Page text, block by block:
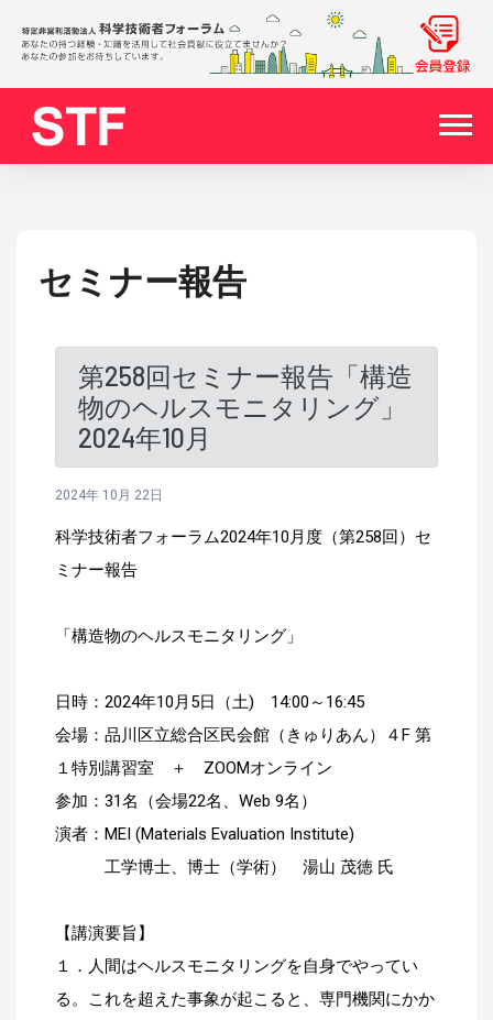
セミナー報告
第258回セミナー報告「構造
物のヘルスモニタリング」
2024年10月
2024年 10月 22日
科学技術者フォーラム2024年10月度（第258回）セ
ミナー報告
「構造物のヘルスモニタリング」
日時：2024年10月5日（土) 14:00～16:45
会場：品川区立総合区民会館（きゅりあん）４F 第
１特別講習室 ＋ ZOOMオンライン
参加：31名（会場22名、Web 9名）
演者：MEI (Materials Evaluation Institute)
工学博士、博士（学術） 湯山 茂徳 氏
【講演要旨】
１．人間はヘルスモニタリングを自身でやってい
る。これを超えた事象が起こると、専門機関にかか